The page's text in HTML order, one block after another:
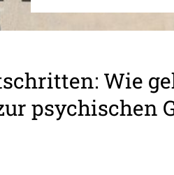
Wie
psychi­schen